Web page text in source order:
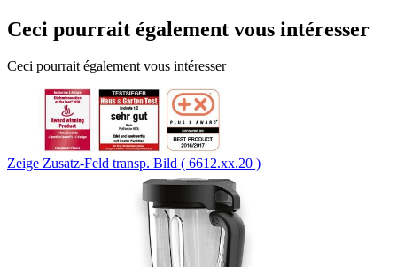
Ceci pourrait également vous intéresser
Ceci pourrait également vous intéresser
Zeige Zusatz-Feld transp. Bild ( 6612.xx.20 )